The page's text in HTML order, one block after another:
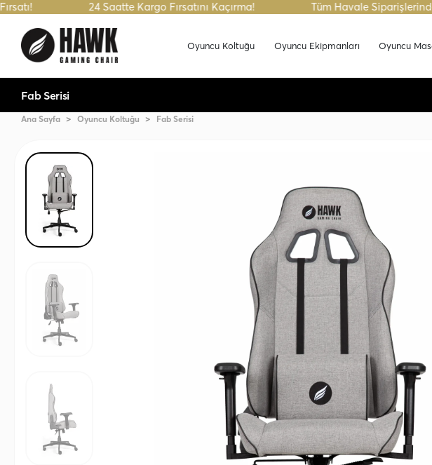
24 Saatte Kargo Fırsatını Kaçırma! Tüm Havale Siparişlerinde %5
Oyuncu Koltuğu Oyuncu Ekipmanları Oyuncu
Fab Serisi
Ana Sayfa Oyuncu Koltuğu Fab Serisi